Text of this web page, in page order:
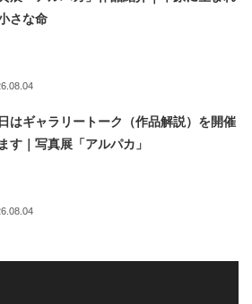
さな命
はギャラリートーク（作品解説）を開催
す｜写真展「アルパカ」